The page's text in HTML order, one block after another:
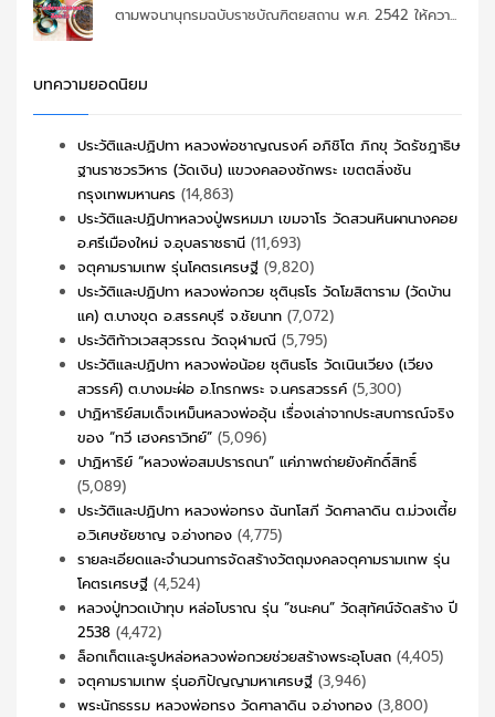
ตามพจนานุกรมฉบับราชบัณฑิตยสถาน พ.ศ. 2542 ให้ควา...
บทความยอดนิยม
ประวัติและปฏิปทา หลวงพ่อชาญณรงค์ อภิชิโต ภิกขุ วัดรัชฎาธิษ
ฐานราชวรวิหาร (วัดเงิน) แขวงคลองชักพระ เขตตลิ่งชัน
กรุงเทพมหานคร (14,863)
ประวัติและปฏิปทาหลวงปู่พรหมมา เขมจาโร วัดสวนหินผานางคอย
อ.ศรีเมืองใหม่ จ.อุบลราชธานี (11,693)
จตุคามรามเทพ รุ่นโคตรเศรษฐี (9,820)
ประวัติและปฏิปทา หลวงพ่อกวย ชุตินฺธโร วัดโฆสิตาราม (วัดบ้าน
แค) ต.บางขุด อ.สรรคบุรี จ.ชัยนาท (7,072)
ประวัติท้าวเวสสุวรรณ วัดจุฬามณี (5,795)
ประวัติและปฏิปทา หลวงพ่อน้อย ชุตินธโร วัดเนินเวียง (เวียง
สวรรค์) ต.บางมะฝ่อ อ.โกรกพระ จ.นครสวรรค์ (5,300)
ปาฏิหาริย์สมเด็จเหม็นหลวงพ่ออุ้น เรื่องเล่าจากประสบการณ์จริง
ของ “ทวี เฮงคราวิทย์” (5,096)
ปาฏิหาริย์ “หลวงพ่อสมปรารถนา” แค่ภาพถ่ายยังศักดิ์สิทธิ์
(5,089)
ประวัติและปฏิปทา หลวงพ่อทรง ฉันทโสภี วัดศาลาดิน ต.ม่วงเตี้ย
อ.วิเศษชัยชาญ จ.อ่างทอง (4,775)
รายละเอียดและจำนวนการจัดสร้างวัตถุมงคลจตุคามรามเทพ รุ่น
โคตรเศรษฐี (4,524)
หลวงปู่ทวดเบ้าทุบ หล่อโบราณ รุ่น “ชนะคน” วัดสุทัศน์จัดสร้าง ปี
2538 (4,472)
ล็อกเก็ตเเละรูปหล่อหลวงพ่อกวยช่วยสร้างพระอุโบสถ (4,405)
จตุคามรามเทพ รุ่นอภิปัญญามหาเศรษฐี (3,946)
พระนักธรรม หลวงพ่อทรง วัดศาลาดิน จ.อ่างทอง (3,800)